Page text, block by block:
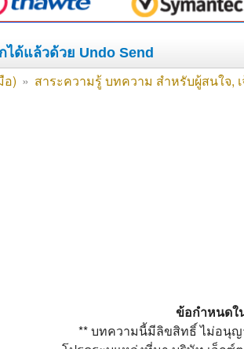
ได้แล้วด้วย Undo Send
อ) » สาระความรู้ บทความ สำหรับผู้สนใจ,
ข้อกำหนดใ
** บทความนี้มีลิขสิทธิ์ ไม่อนุ